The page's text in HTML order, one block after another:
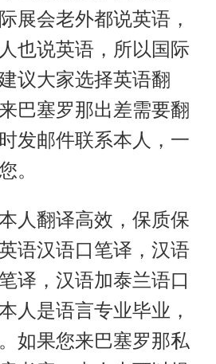
展会老外都说英语，
也说英语，所以国际
议大家选择英语翻
巴塞罗那出差需要翻
发邮件联系本人，一
。
人翻译高效，保质保
语汉语口笔译，汉语
译，汉语加泰兰语口
人是语言专业毕业，
如果您来巴塞罗那私